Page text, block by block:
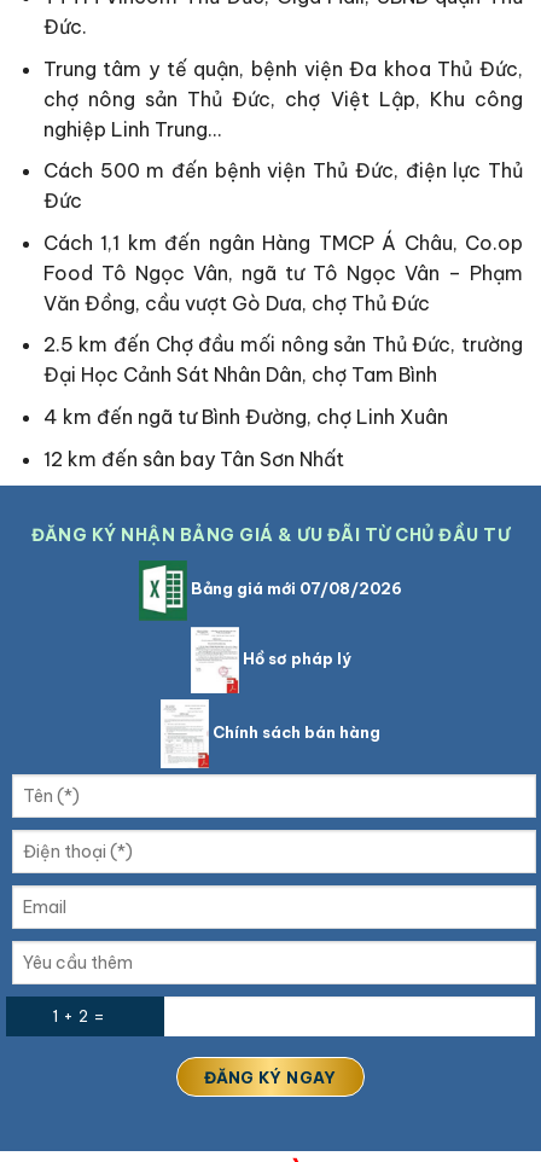
Đức.
Trung tâm y tế quận, bệnh viện Đa khoa Thủ Đức,
chợ nông sản Thủ Đức, chợ Việt Lập, Khu công
nghiệp Linh Trung…
Cách 500 m đến bệnh viện Thủ Đức, điện lực Thủ
Đức
Cách 1,1 km đến ngân Hàng TMCP Á Châu, Co.op
Food Tô Ngọc Vân, ngã tư Tô Ngọc Vân – Phạm
Văn Đồng, cầu vượt Gò Dưa, chợ Thủ Đức
2.5 km đến Chợ đầu mối nông sản Thủ Đức, trường
Đại Học Cảnh Sát Nhân Dân, chợ Tam Bình
4 km đến ngã tư Bình Đường, chợ Linh Xuân
12 km đến sân bay Tân Sơn Nhất
ĐĂNG KÝ NHẬN BẢNG GIÁ & ƯU ĐÃI TỪ CHỦ ĐẦU TƯ
Bảng giá mới 07/08/2026
Hồ sơ pháp lý
Chính sách bán hàng
1 + 2 =